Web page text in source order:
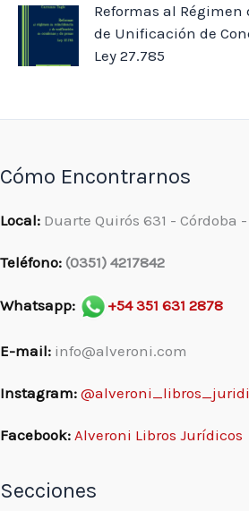
Reformas al
de Unificación de
Ley 27.785
Cómo Encontrarnos
Local: Duarte Quirós 631 - Córdoba
Teléfono: (0351) 4217842
Whatsapp: +54 351 631 2878
E-mail: info@alveroni.com
Instagram:
Facebook: Alveroni Libros Jurídicos
Secciones